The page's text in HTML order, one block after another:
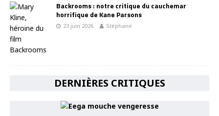
Backrooms : notre critique du cauchemar
horrifique de Kane Parsons
23 juin 2026 Stéphane
DERNIÈRES CRITIQUES